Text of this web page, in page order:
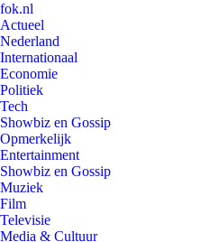
fok.nl
Actueel
Nederland
Internationaal
Economie
Politiek
Tech
Showbiz en Gossip
Opmerkelijk
Entertainment
Showbiz en Gossip
Muziek
Film
Televisie
Media & Cultuur